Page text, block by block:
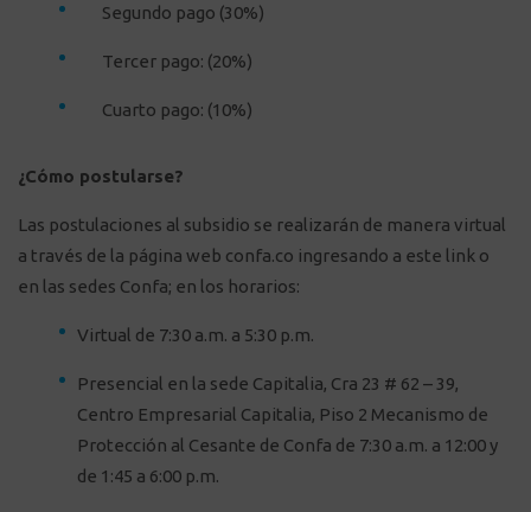
Segundo pago (30%)
Tercer pago: (20%)
Cuarto pago: (10%)
¿Cómo postularse?
Las postulaciones al subsidio se realizarán de manera virtual
a través de la página web confa.co ingresando a este link o
en las sedes Confa; en los horarios:
Virtual de 7:30 a.m. a 5:30 p.m.
Presencial en la sede Capitalia, Cra 23 # 62 – 39,
Centro Empresarial Capitalia, Piso 2 Mecanismo de
Protección al Cesante de Confa de 7:30 a.m. a 12:00 y
de 1:45 a 6:00 p.m.